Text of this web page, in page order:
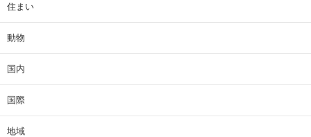
住まい
動物
国内
国際
地域